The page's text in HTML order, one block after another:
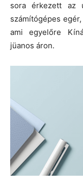
sora érkezett az
számítógépes
ami egyelőre
jüanos áron.